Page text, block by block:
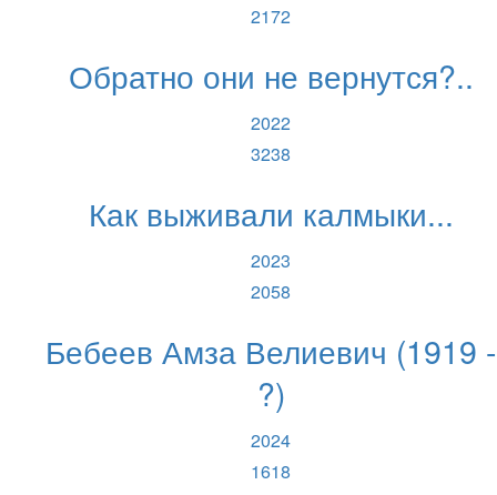
2172
Обратно они не вернутся?..
2022
3238
Как выживали калмыки...
2023
2058
Бебеев Амза Велиевич (1919 -
?)
2024
1618